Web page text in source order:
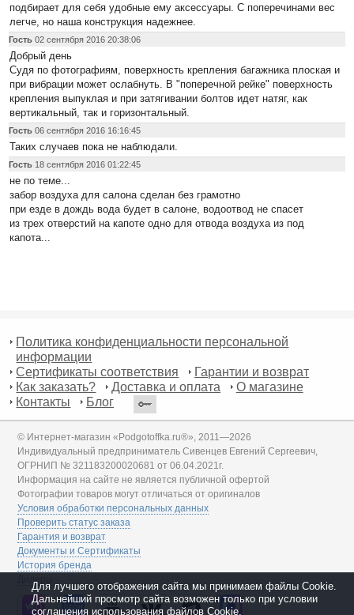
подбирает для себя удобные ему аксессуары. С поперечинами вес
легче, но наша конструкция надежнее.
Гость 02 сентября 2016 20:38:06
Добрый день
Судя по фотографиям, поверхность крепления багажника плоская и
при вибрации может ослабнуть. В "поперечной рейке" поверхность
крепления выпуклая и при затягивании болтов идет натяг, как
вертикальный, так и горизонтальный.
Гость 06 сентября 2016 16:16:45
Таких случаев пока не наблюдали.
Гость 18 сентября 2016 01:22:45
не по теме...
забор воздуха для салона сделан без грамотно
при езде в дождь вода будет в салоне, водоотвод не спасет
из трех отверстий на капоте одно для отвода воздуха из под
капота...
Политика конфиденциальности персональной
информации
Сертификаты соответствия
Гарантии и возврат
Как заказать?
Доставка и оплата
О магазине
Контакты
Блог
© Интернет-магазин «Podgotoffka.ru®», 2011—2026
Индивидуальный предприниматель Сивенцев Евгений Сергеевич,
ОГРНИП № 321183200020681 от 06.04.2021г.
Информация на сайте не является публичной офертой
Фотографии товаров могут отличаться от оригиналов
Условия обработки персональных данных
Проверить статус заказа
Гарантия и возврат
Документы и Сертификаты
История бренда
Дилеры
Для лучшего отображения сайта мы принимаем файлы Cookie.
Дальнейший просмотр сайта возможен только при условии
соглашения использования файлов Cookie.